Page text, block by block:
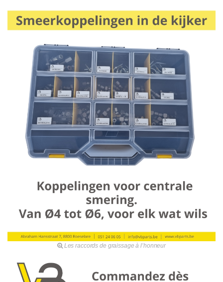
Les raccords de graissage à l’honneur